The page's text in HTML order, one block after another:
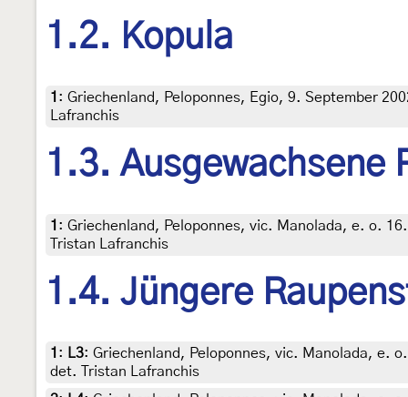
1.2. Kopula
1 : Griechenland, Peloponnes, Egio, 9. September
Lafranchis
1.3. Ausgewachsene
1 : Griechenland, Peloponnes, vic. Manolada, e. o.
Tristan Lafranchis
1.4. Jüngere
1 : L3: Griechenland, Peloponnes, vic. Manolada, e.
det. Tristan Lafranchis